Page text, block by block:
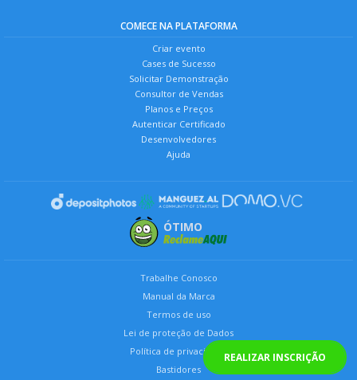
REALIZAR INSCRIÇÃO
COMECE NA PLATAFORMA
Criar evento
Cases de Sucesso
Solicitar Demonstração
Consultor de Vendas
Planos e Preços
Autenticar Certificado
Desenvolvedores
Ajuda
ÓTIMO
Trabalhe Conosco
Manual da Marca
Termos de uso
Lei de proteção de Dados
Política de privacidade
Bastidores